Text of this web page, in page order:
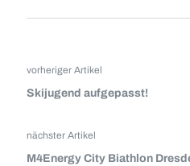
vorheriger Artikel
Skijugend aufgepasst!
nächster Artikel
M4Energy City Biathlon